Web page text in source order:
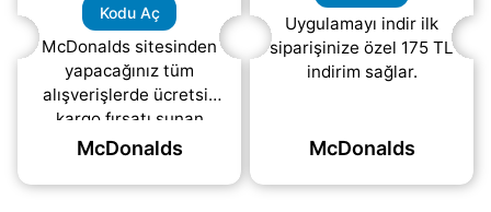
Kodu Aç
McDonalds sitesinden
yapacağınız tüm
alışverişlerde ücretsiz
kargo fırsatı sunan
kupon kodu.
McDonalds
Uygulamayı indir ilk
siparişinize özel 175 TL
indirim sağlar.
McDonalds